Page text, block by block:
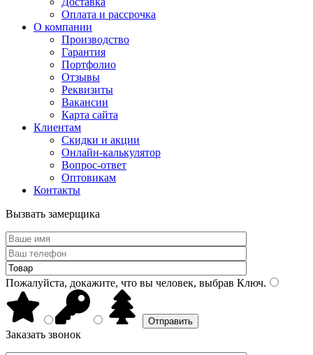
Оплата и рассрочка
О компании
Производство
Гарантия
Портфолио
Отзывы
Реквизиты
Вакансии
Карта сайта
Клиентам
Скидки и акции
Онлайн-калькулятор
Вопрос-ответ
Оптовикам
Контакты
Вызвать замерщика
Пожалуйста, докажите, что вы человек, выбрав Ключ.
Заказать звонок